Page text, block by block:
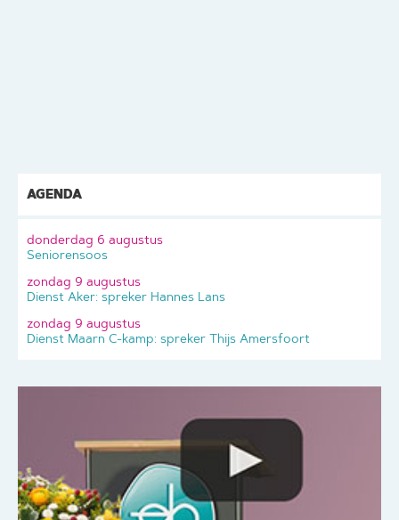
AGENDA
donderdag 6 augustus
Seniorensoos
zondag 9 augustus
Dienst Aker: spreker Hannes Lans
zondag 9 augustus
Dienst Maarn C-kamp: spreker Thijs Amersfoort